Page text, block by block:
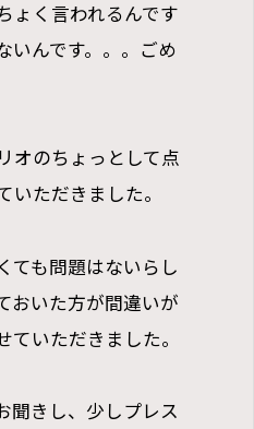
ょく言われるんです
いんです。。。ごめ
オのちょっとして点
ただきました。
ても問題はないらし
おいた方が間違いが
ていただきました。
聞きし、少しプレス